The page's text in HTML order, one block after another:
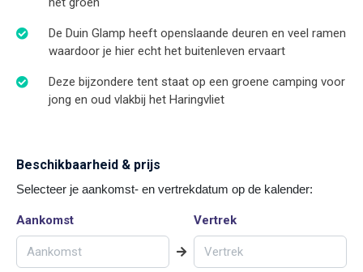
De Duin Glamp heeft openslaande deuren en veel ramen
waardoor je hier echt het buitenleven ervaart
Deze bijzondere tent staat op een groene camping voor
jong en oud vlakbij het Haringvliet
Beschikbaarheid & prijs
Selecteer je aankomst- en vertrekdatum op de kalender:
Aankomst Vertrek